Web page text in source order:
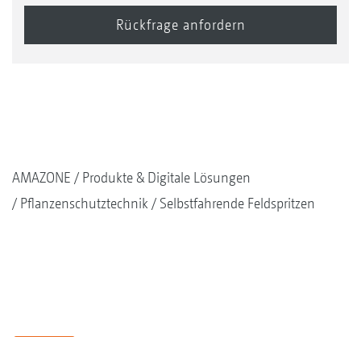
AMAZONE
Produkte & Digitale Lösungen
Pflanzenschutztechnik
Selbstfahrende Feldspritzen